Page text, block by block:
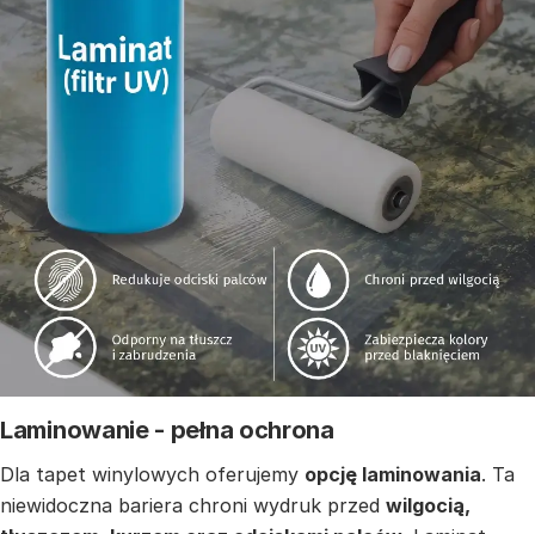
Laminowanie - pełna ochrona
Dla tapet winylowych oferujemy opcję laminowania. Ta
niewidoczna bariera chroni wydruk przed wilgocią,